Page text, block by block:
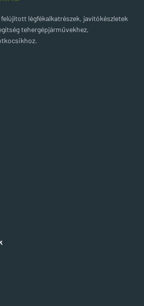
légfékalkatrészek, javítókészletek
tehergépjárművekhez,